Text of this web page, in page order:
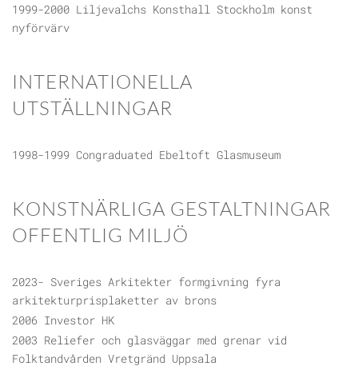
1999-2000 Liljevalchs Konsthall Stockholm konst
nyförvärv
INTERNATIONELLA
UTSTÄLLNINGAR
1998-1999 Congraduated Ebeltoft Glasmuseum
KONSTNÄRLIGA GESTALTNINGAR
OFFENTLIG MILJÖ
2023- Sveriges Arkitekter formgivning fyra
arkitekturprisplaketter av brons
2006 Investor HK
2003 Reliefer och glasväggar med grenar vid
Folktandvården Vretgränd Uppsala